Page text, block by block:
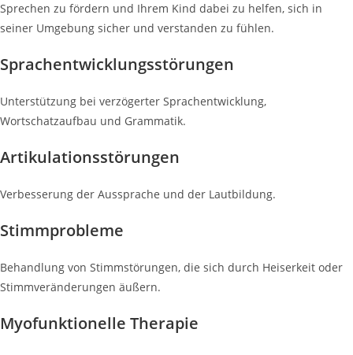
Sprechen zu fördern und Ihrem Kind dabei zu helfen, sich in
seiner Umgebung sicher und verstanden zu fühlen.
Sprachentwicklungsstörungen
Unterstützung bei verzögerter Sprachentwicklung,
Wortschatzaufbau und Grammatik.
Artikulationsstörungen
Verbesserung der Aussprache und der Lautbildung.
Stimmprobleme
Behandlung von Stimmstörungen, die sich durch Heiserkeit oder
Stimmveränderungen äußern.
Myofunktionelle Therapie